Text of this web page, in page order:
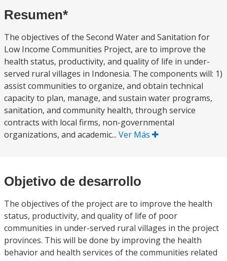
Resumen*
The objectives of the Second Water and Sanitation for
Low Income Communities Project, are to improve the
health status, productivity, and quality of life in under-
served rural villages in Indonesia. The components will: 1)
assist communities to organize, and obtain technical
capacity to plan, manage, and sustain water programs,
sanitation, and community health, through service
contracts with local firms, non-governmental
organizations, and academic... Ver Más
Objetivo de desarrollo
The objectives of the project are to improve the health
status, productivity, and quality of life of poor
communities in under-served rural villages in the project
provinces. This will be done by improving the health
behavior and health services of the communities related